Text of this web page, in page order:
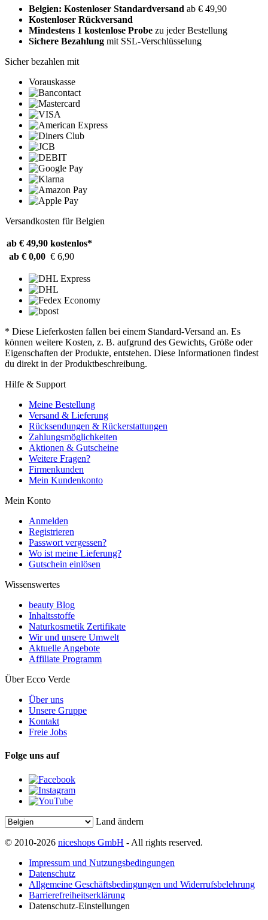
Belgien: Kostenloser Standardversand ab € 49,90
Kostenloser Rückversand
Mindestens 1 kostenlose Probe zu jeder Bestellung
Sichere Bezahlung mit SSL-Verschlüsselung
Sicher bezahlen mit
Vorauskasse
Versandkosten für Belgien
ab € 49,90 kostenlos*
ab € 0,00 € 6,90
* Diese Lieferkosten fallen bei einem Standard-Versand an. Es
können weitere Kosten, z. B. aufgrund des Gewichts, Größe oder
Eigenschaften der Produkte, entstehen. Diese Informationen findest
du direkt in der Produktbeschreibung.
Hilfe & Support
Meine Bestellung
Versand & Lieferung
Rücksendungen & Rückerstattungen
Zahlungsmöglichkeiten
Aktionen & Gutscheine
Weitere Fragen?
Firmenkunden
Mein Kundenkonto
Mein Konto
Anmelden
Registrieren
Passwort vergessen?
Wo ist meine Lieferung?
Gutschein einlösen
Wissenswertes
beauty Blog
Inhaltsstoffe
Naturkosmetik Zertifikate
Wir und unsere Umwelt
Aktuelle Angebote
Affiliate Programm
Über Ecco Verde
Über uns
Unsere Gruppe
Kontakt
Freie Jobs
Folge uns auf
Land ändern
© 2010-2026 niceshops GmbH - All rights reserved.
Impressum und Nutzungsbedingungen
Datenschutz
Allgemeine Geschäftsbedingungen und Widerrufsbelehrung
Barrierefreiheitserklärung
Datenschutz-Einstellungen